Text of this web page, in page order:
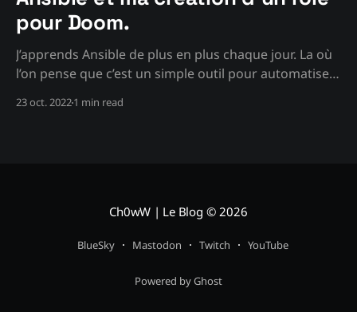
pour Doom.
J’apprends Ansible de plus en plus chaque jour. La où
l’on pense que c’est un simple outil pour automatiser
simplifier la création de serveurs, à la fois pour moi et
23 oct. 20221 min read
Ch0wW | Le Blog © 2026
BlueSky Mastodon Twitch YouTube
Powered by Ghost